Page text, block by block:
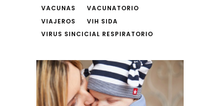
VACUNAS
VACUNATORIO
VIAJEROS
VIH SIDA
VIRUS SINCICIAL RESPIRATORIO